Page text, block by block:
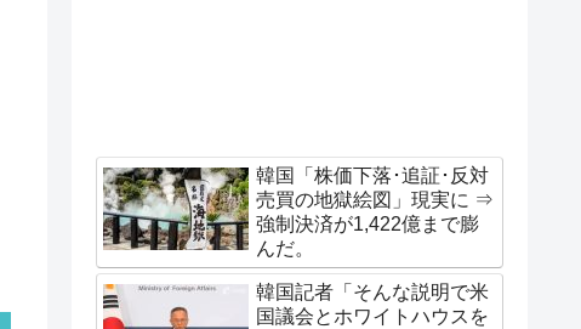
韓国「株価下落･追証･反対
売買の地獄絵図」現実に ⇒
強制決済が1,422億まで膨
んだ。
韓国記者「そんな説明で米
国議会とホワイトハウスを